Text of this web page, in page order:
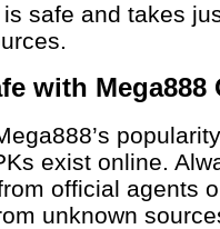
safe and takes
with Mega888
exist online.
official agents
unknown